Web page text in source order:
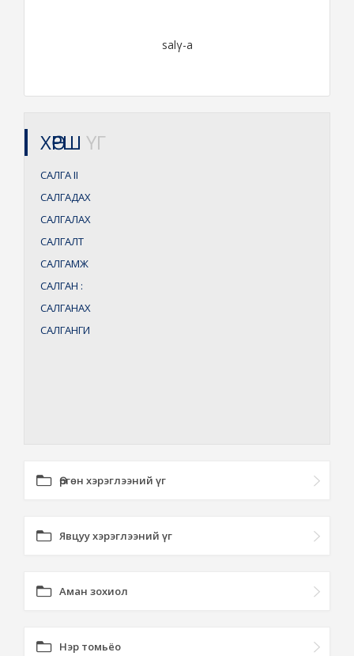
salγ-a
ХӨРШ ҮГ
САЛГАII
САЛГАДАХ
САЛГАЛАХ
САЛГАЛТ
САЛГАМЖ
САЛГАН :
САЛГАНАХ
САЛГАНГИ
Өргөн хэрэглээний үг
Явцуу хэрэглээний үг
Аман зохиол
Нэр томьёо